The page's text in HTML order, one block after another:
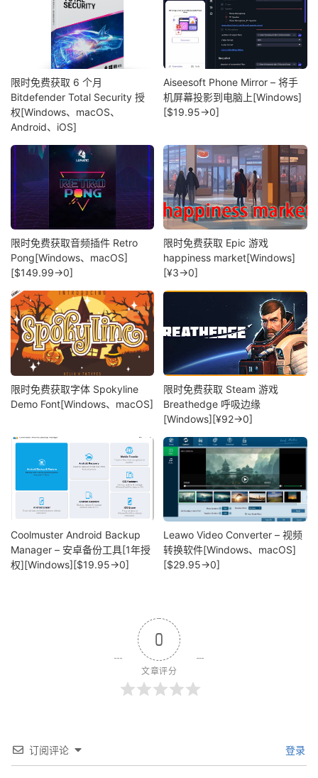
限时免费获取 6 个月
Bitdefender Total Security 授
权[Windows、macOS、
Android、iOS]
Aiseesoft Phone Mirror – 将手
机屏幕投影到电脑上[Windows]
[$19.95→0]
限时免费获取音频插件 Retro
Pong[Windows、macOS]
[$149.99→0]
限时免费获取 Epic 游戏
happiness market[Windows]
[¥3→0]
限时免费获取字体 Spokyline
Demo Font[Windows、macOS]
限时免费获取 Steam 游戏
Breathedge 呼吸边缘
[Windows][¥92→0]
Coolmuster Android Backup
Manager – 安卓备份工具[1年授
权][Windows][$19.95→0]
Leawo Video Converter – 视频
转换软件[Windows、macOS]
[$29.95→0]
0
文章评分
订阅评论 登录